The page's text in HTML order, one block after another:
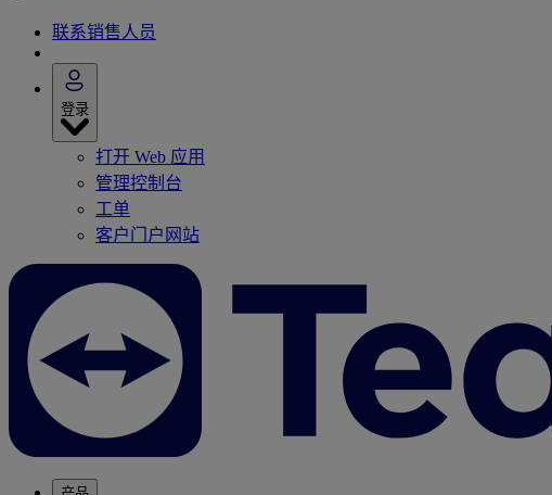
联系销售人员
登录
打开 Web 应用
管理控制台
工单
客户门户网站